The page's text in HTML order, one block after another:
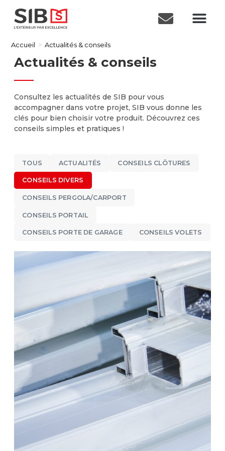
Accueil > Actualités & conseils
Actualités & conseils
Consultez les actualités de SIB pour vous
accompagner dans votre projet, SIB vous donne les
clés pour bien choisir votre produit. Découvrez ces
conseils simples et pratiques !
TOUS ACTUALITÉS CONSEILS CLÔTURES
CONSEILS DIVERS
CONSEILS PERGOLA/CARPORT
CONSEILS PORTAIL
CONSEILS PORTE DE GARAGE CONSEILS VOLETS